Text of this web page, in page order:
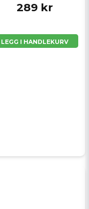
289 kr
LEGG I HANDLEKURV